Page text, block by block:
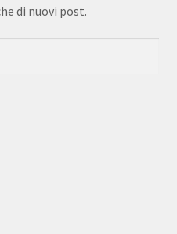
di nuovi post.